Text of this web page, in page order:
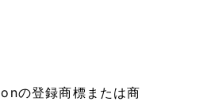
の登録商標または商